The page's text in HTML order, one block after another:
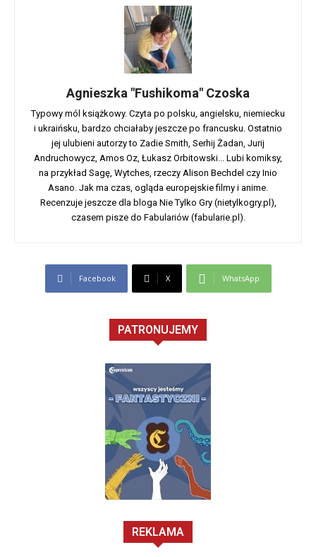
Agnieszka "Fushikoma" Czoska
Typowy mól książkowy. Czyta po polsku, angielsku, niemiecku
i ukraińsku, bardzo chciałaby jeszcze po francusku. Ostatnio
jej ulubieni autorzy to Zadie Smith, Serhij Żadan, Jurij
Andruchowycz, Amos Oz, Łukasz Orbitowski... Lubi komiksy,
na przykład Sagę, Wytches, rzeczy Alison Bechdel czy Inio
Asano. Jak ma czas, ogląda europejskie filmy i anime.
Recenzuje jeszcze dla bloga Nie Tylko Gry (nietylkogry.pl),
czasem pisze do Fabulariów (fabularie.pl).
Facebook X WhatsApp
PATRONUJEMY
REKLAMA